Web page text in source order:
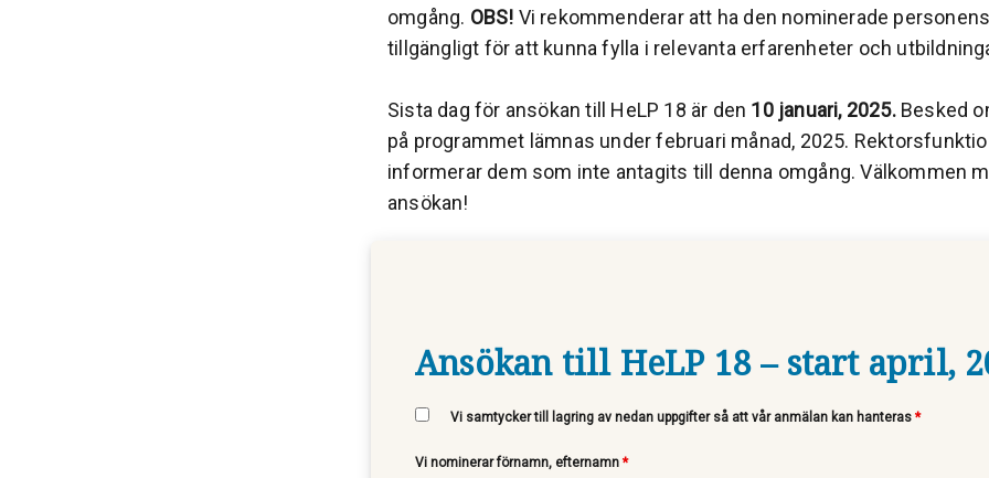
omgång. OBS! Vi rekommenderar att ha den nominerade
tillgängligt för att kunna fylla i relevanta erfarenheter och
Sista dag för ansökan till HeLP 18 är den 10 januari, 2025.Besked
på programmet lämnas under februari månad, 2025.
informerar dem som inte antagits till denna omgång. Välkommen
ansökan!
Ansökan till HeLP 18 – start april,
Vi samtycker till lagring av nedan uppgifter så att vår anmälan kan hanteras *
Vi nominerar förnamn, efternamn *